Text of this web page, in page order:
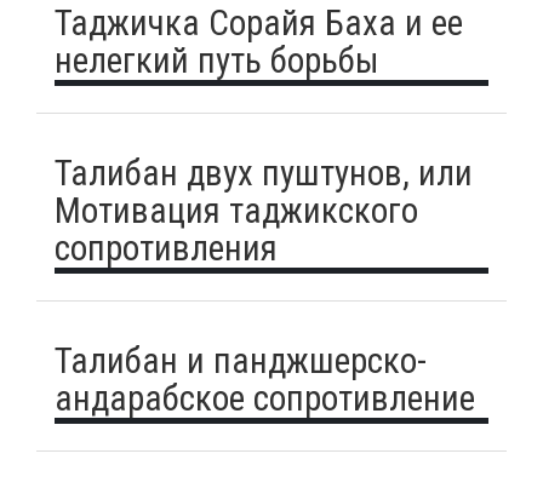
Таджичка Сорайя Баха и ее
нелегкий путь борьбы
Талибан двух пуштунов, или
Мотивация таджикского
сопротивления
Талибан и панджшерско-
андарабское сопротивление